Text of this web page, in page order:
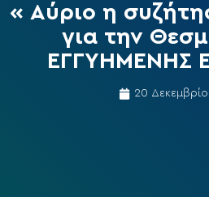
« Αύριο η
για την
ΕΓΓΥΗΜΕΝΗΣ
20